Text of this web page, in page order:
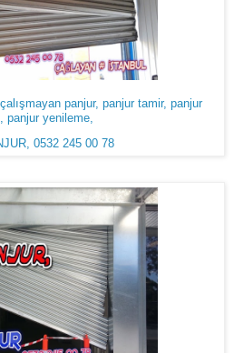
panjur, panjur tamir, panjur
panjur yenileme,
0532 245 00 78